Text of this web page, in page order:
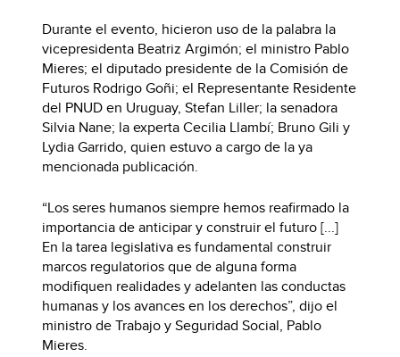
Durante el evento, hicieron uso de la palabra la
vicepresidenta Beatriz Argimón; el ministro Pablo
Mieres; el diputado presidente de la Comisión de
Futuros Rodrigo Goñi; el Representante Residente
del PNUD en Uruguay, Stefan Liller; la senadora
Silvia Nane; la experta Cecilia Llambí; Bruno Gili y
Lydia Garrido, quien estuvo a cargo de la ya
mencionada publicación.
“Los seres humanos siempre hemos reafirmado la
importancia de anticipar y construir el futuro [...]
En la tarea legislativa es fundamental construir
marcos regulatorios que de alguna forma
modifiquen realidades y adelanten las conductas
humanas y los avances en los derechos”, dijo el
ministro de Trabajo y Seguridad Social, Pablo
Mieres.